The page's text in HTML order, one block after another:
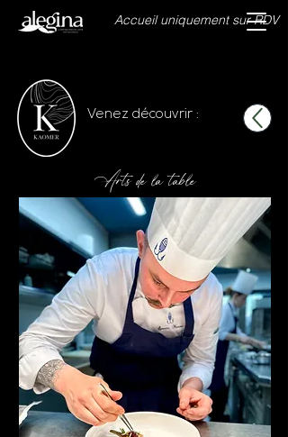
Accueil uniquement sur RDV
Venez découvrir :
Arts de la table